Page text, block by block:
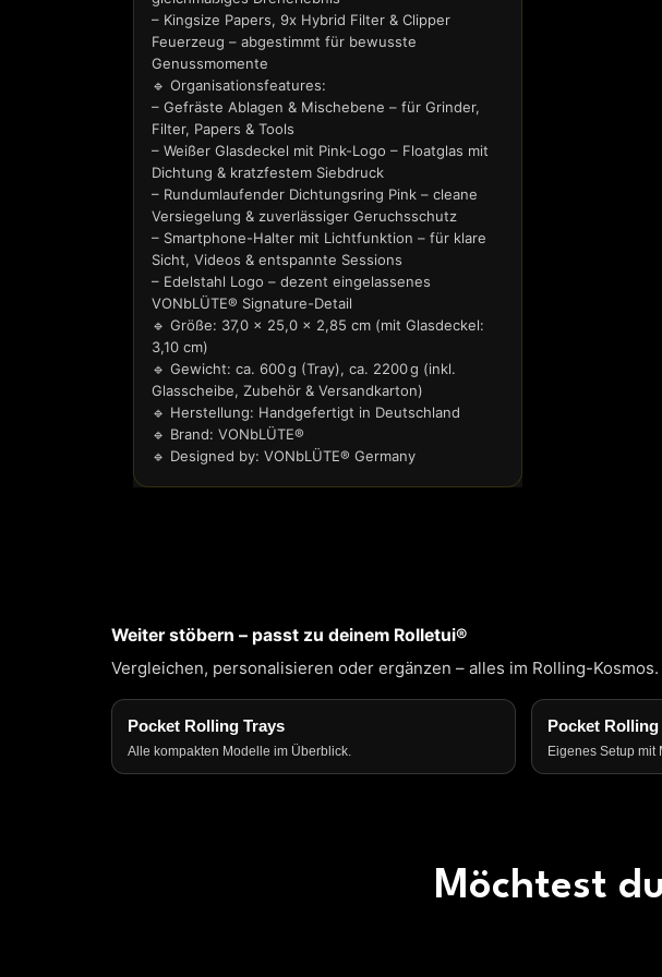
– Kingsize Papers, 9x Hybrid Filter & Clipper
Feuerzeug – abgestimmt für bewusste
Genussmomente
🔹 Organisationsfeatures:
– Gefräste Ablagen & Mischebene – für Grinder,
Filter, Papers & Tools
– Weißer Glasdeckel mit Pink-Logo – Floatglas mit
Dichtung & kratzfestem Siebdruck
– Rundumlaufender Dichtungsring Pink – cleane
Versiegelung & zuverlässiger Geruchsschutz
– Smartphone-Halter mit Lichtfunktion – für klare
Sicht, Videos & entspannte Sessions
– Edelstahl Logo – dezent eingelassenes
VONbLÜTE® Signature-Detail
🔹 Größe: 37,0 × 25,0 × 2,85 cm (mit Glasdeckel:
3,10 cm)
🔹 Gewicht: ca. 600 g (Tray), ca. 2200 g (inkl.
Glasscheibe, Zubehör & Versandkarton)
🔹 Herstellung: Handgefertigt in Deutschland
🔹 Brand: VONbLÜTE®
🔹 Designed by: VONbLÜTE® Germany
Weiter stöbern – passt zu deinem Rolletui®
Vergleichen, personalisieren oder ergänzen – alles im Rolling-Kosmos.
Pocket Rolling Trays
Alle kompakten Modelle im Überblick.
Pocket
Eigenes Setup mit
Möchtest